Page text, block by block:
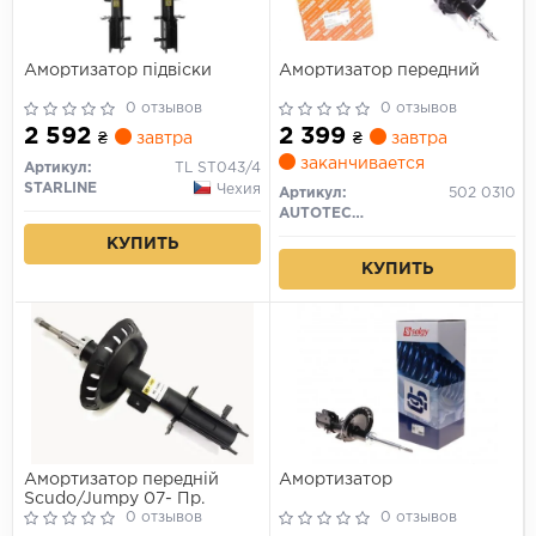
Амортизатор підвіски
0 отзывов
2 592 ₴ завтра
Артикул:
TL ST043/4
STARLINE
Чехия
КУПИТЬ
Амортизатор передний
0 отзывов
2 399 ₴
завтра
заканчивается
Артикул:
502 0310
AUTOTECHTEILE
КУПИТЬ
Амортизатор передній
Scudo/Jumpy 07- Пр.
0 отзывов
Амортизатор
0 отзывов